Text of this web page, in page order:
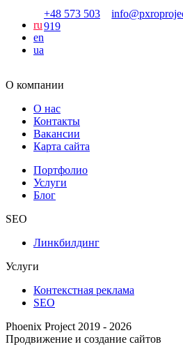
ru
en
ua
+48 573 503
919
О компании
О нас
Контакты
Вакансии
Карта сайта
Портфолио
Услуги
Блог
SEO
Линкбилдинг
Услуги
Контекстная реклама
SEO
Phoenix Project 2019 - 2026
Продвижение и создание сайтов